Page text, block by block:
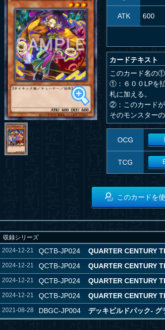
ATK 600
カードテキスト
このカード名の
①：６００LPを
札に加える。
②：このカードが
そのモンスター
OCG
TCG
このカードを
収録シリーズ
2024-12-21
QCTB-JP024 QUARTER CENTURY
2024-12-21 QCTB-JP024 QUARTER CENTURY
2024-12-21 QCTB-JP024 QUARTER CENTURY
2024-12-21 QCTB-JP024 QUARTER CENTURY
2021-08-28 DBGC-JP004 デッキビルドパック- グ